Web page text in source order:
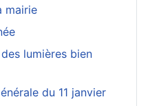
mairie
lumières bien
du 11 janvier